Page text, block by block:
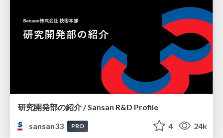
研究開発部の紹介 / Sansan R&D Profile
sansan33
PRO 4 24k